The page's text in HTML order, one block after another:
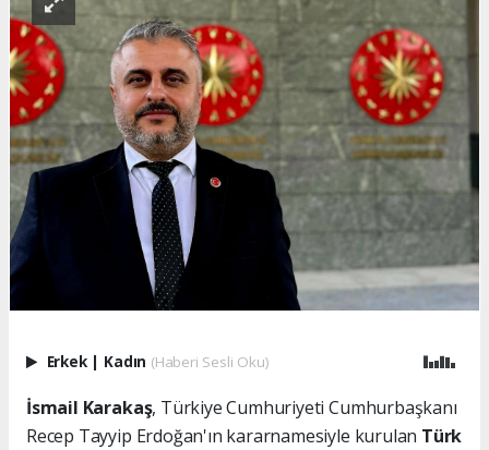
Erkek | Kadın (Haberi Sesli Oku)
İsmail Karakaş, Türkiye Cumhuriyeti Cumhurbaşkanı
Recep Tayyip Erdoğan'ın kararnamesiyle kurulan Türk